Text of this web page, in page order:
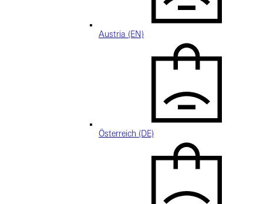
Austria (EN)
Österreich (DE)